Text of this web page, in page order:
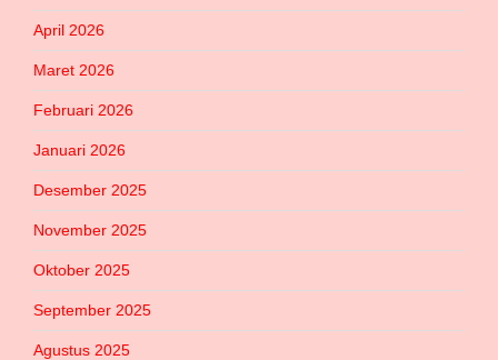
April 2026
Maret 2026
Februari 2026
Januari 2026
Desember 2025
November 2025
Oktober 2025
September 2025
Agustus 2025